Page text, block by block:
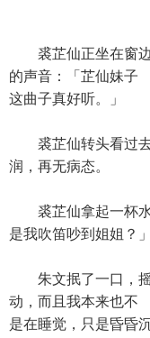
＊＊＊
裘芷仙正坐在窗边
的声音：「芷仙妹子
这曲子真好听。」
裘芷仙转头看过去
润，再无病态。
裘芷仙拿起一杯水
是我吹笛吵到姐姐？」
朱文抿了一口，摇
动，而且我本来也不
是在睡觉，只是昏昏